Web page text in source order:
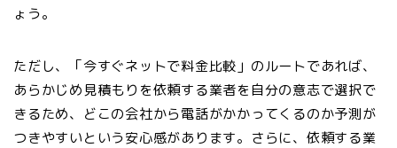
ょう。
ただし、「今すぐネットで料金比較」のルートであれば、
あらかじめ見積もりを依頼する業者を自分の意志で選択で
きるため、どこの会社から電話がかかってくるのか予測が
つきやすいという安心感があります。さらに、依頼する業